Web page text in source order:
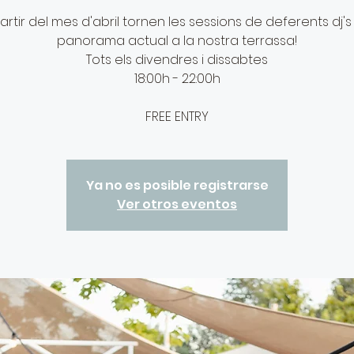
del mes d'abril tornen les sessions de deferents
panorama actual a la nostra terrassa!
Tots els divendres i dissabtes
18:00h - 22:00h
FREE ENTRY
Ya no es posible registrarse
Ver otros eventos